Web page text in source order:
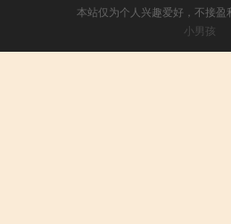
本站仅为个人兴趣爱好，不接盈
小男孩